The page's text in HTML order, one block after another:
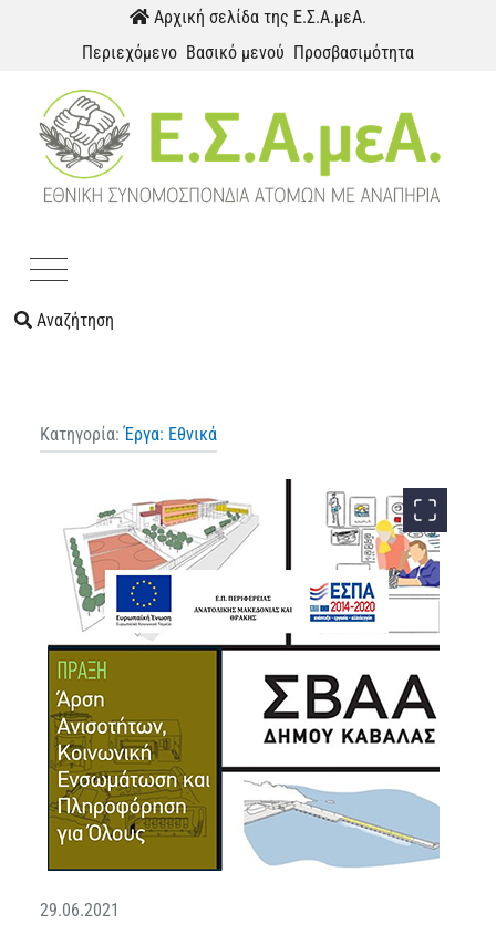
Παράκαμψη προς το περιεχόμενοΑρχική σελίδα της Ε.Σ.Α.μεΑ.
Περιεχόμενο Βασικό μενού Προσβασιμότητα
Αναζήτηση
Κατηγορία: Έργα: Εθνικά
29.06.2021